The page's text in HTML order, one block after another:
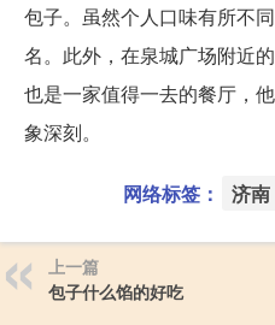
包子。虽然个人口味有所不
名。此外，在泉城广场附近
也是一家值得一去的餐厅，
象深刻。
网络标签： 济南
上一篇
包子什么馅的好吃